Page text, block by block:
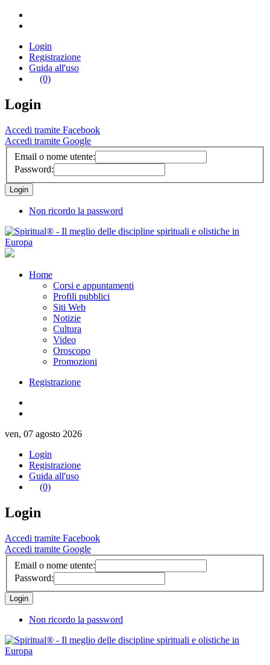
Login
Registrazione
Guida all'uso
(0)
Login
Accedi tramite Facebook
Accedi tramite Google
Email o nome utente:
Password:
Non ricordo la password
Home
Corsi e appuntamenti
Profili pubblici
Siti Web
Notizie
Cultura
Video
Oroscopo
Promozioni
Registrazione
ven, 07 agosto 2026
Login
Registrazione
Guida all'uso
(0)
Login
Accedi tramite Facebook
Accedi tramite Google
Email o nome utente:
Password:
Non ricordo la password